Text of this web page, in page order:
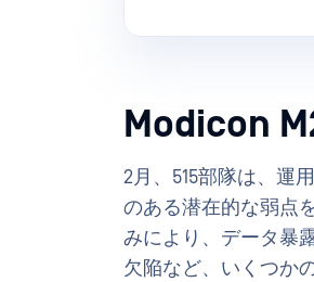
Modicon
2月、515部隊は、運
のある潜在的な弱点
みにより、データ暴
欠陥など、いくつか